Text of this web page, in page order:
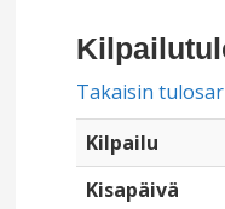
Takaisin
Kilpailu
Kisapäivä